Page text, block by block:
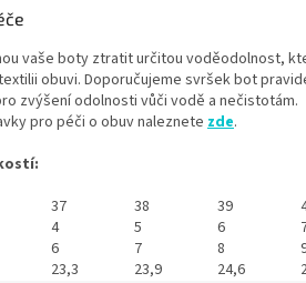
vaše boty ztratit určitou voděodolnost,
obuvi. Doporučujeme svršek bot
zvýšení odolnosti vůči vodě a nečistotám.
pro péči o obuv naleznete zde.
37 38 39
4 5 6
6 7 8
23,3 23,9 24,6